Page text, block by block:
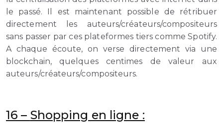
le passé. Il est maintenant possible de rétribuer
directement les auteurs/créateurs/compositeurs
sans passer par ces plateformes tiers comme Spotify.
A chaque écoute, on verse directement via une
blockchain, quelques centimes de valeur aux
auteurs/créateurs/compositeurs.
16 – Shopping en ligne :